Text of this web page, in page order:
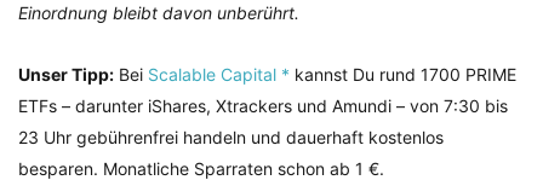
Einordnung bleibt davon unberührt.
Unser Tipp: Bei Scalable Capital * kannst Du rund 1700 PRIME
ETFs – darunter iShares, Xtrackers und Amundi – von 7:30 bis
23 Uhr gebührenfrei handeln und dauerhaft kostenlos
besparen. Monatliche Sparraten schon ab 1 €.